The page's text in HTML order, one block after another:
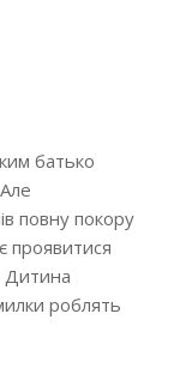
батько
повну покору
проявитися
Дитина
роблять